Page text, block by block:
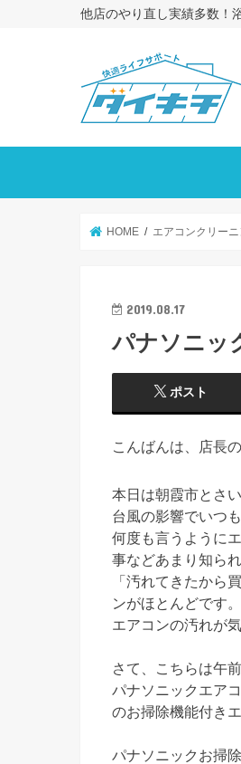
他店のやり直し実績多数！
HOME エアコンクリーニ
2019.08.17
パナソニッ
ポスト
こんばんは、店長
本日は朝霞市とさ
台風の影響でいつ
何度も言うように
事などあまり知ら
「汚れてきたから
ンがほとんどです。
エアコンの汚れが
さて、こちらは午
パナソニックエア
のお掃除機能付き
パナソニックお掃